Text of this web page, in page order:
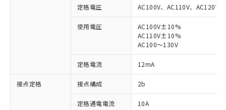
定格電圧 AC100V、AC110V、AC120V
使用電圧
AC100V±10%
AC110V±10%
AC100～130V
定格電流 12mA
接点定格 接点構成 2b
定格通電電流 10A
ご利用条件
対応済み：EU RoHS指令（10物質）の
非含有に対応した製品が提供可能な商品で
対応予定：EU RoHS指令（10物質）の非含
有に対応した製品に切り替える予定のある